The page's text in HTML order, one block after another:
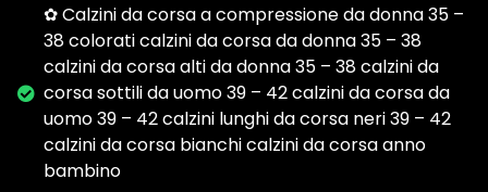
✿ Calzini da corsa a compressione da donna 35 –
38 colorati calzini da corsa da donna 35 – 38
calzini da corsa alti da donna 35 – 38 calzini da
corsa sottili da uomo 39 – 42 calzini da corsa da
uomo 39 – 42 calzini lunghi da corsa neri 39 – 42
calzini da corsa bianchi calzini da corsa anno
bambino